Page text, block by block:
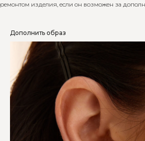
ремонтом изделия, если он возможен за
Дополнить образ